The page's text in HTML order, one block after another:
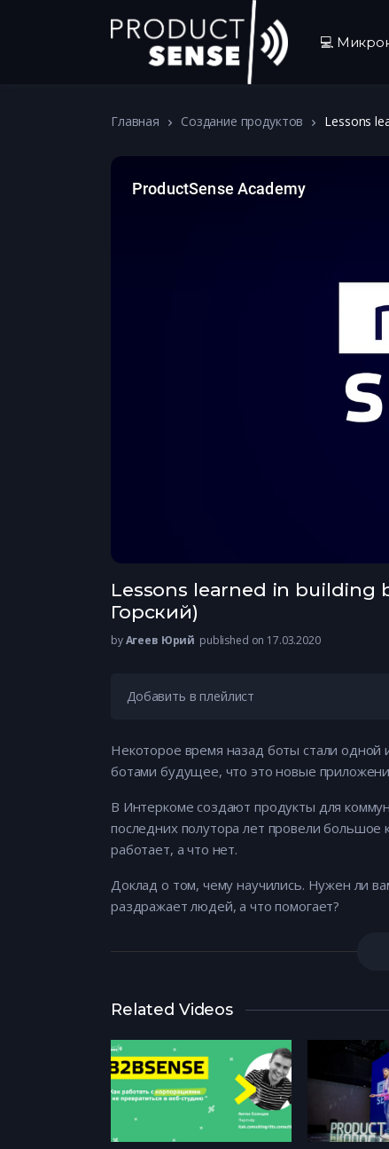
💻
Главная Создание продуктов Lessons
Lessons learned in building
Горский)
byАгеев Юрий published on 17.03.2020
Добавить в плейлист
Некоторое время назад боты стали одной
ботами будущее, что это новые
В Интеркоме создают продукты для
последних полутора лет провели большое
работает, а что нет.
Доклад о том, чему научились. Нужен ли
раздражает людей, а что помогает?
Related Videos